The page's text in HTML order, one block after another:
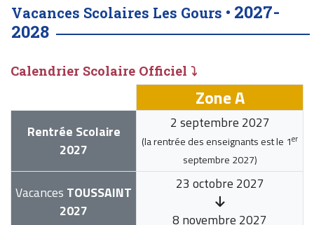
Vacances Scolaires Les Gours • 2027-
2028
Calendrier Scolaire Officiel ⤵
Zone A
Rentrée Scolaire
2027
2 septembre 2027
(la rentrée des enseignants est le 1er
septembre 2027)
Vacances TOUSSAINT
2027
23 octobre 2027
8 novembre 2027